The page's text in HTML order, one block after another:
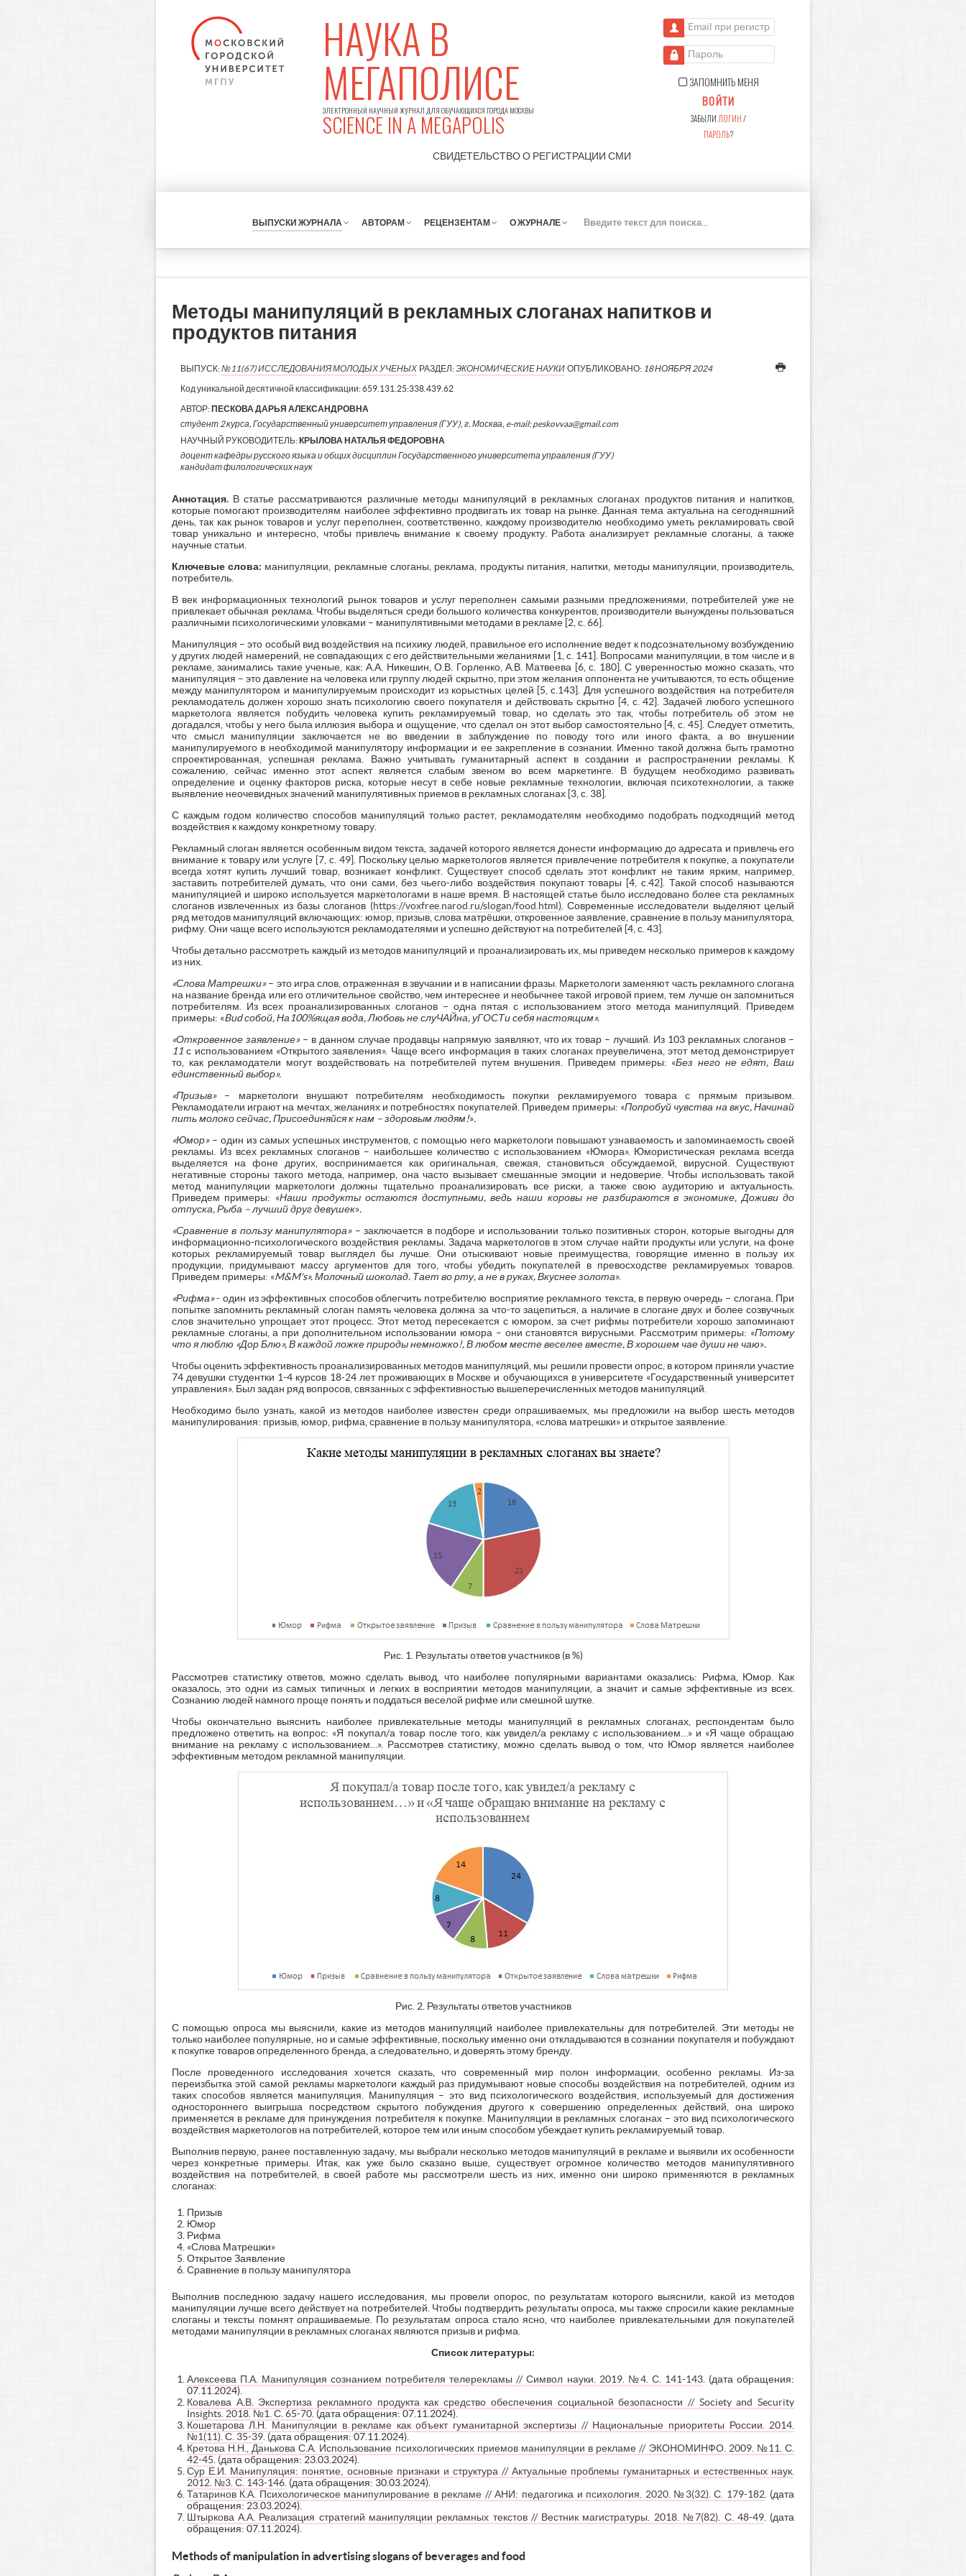
НАУКА В
МЕГАПОЛИСЕ
ЭЛЕКТРОННЫЙ НАУЧНЫЙ ЖУРНАЛ ДЛЯ ОБУЧАЮЩИХСЯ ГОРОДА МОСКВЫ
SCIENCE IN A MEGAPOLIS
СВИДЕТЕЛЬСТВО О РЕГИСТРАЦИИ СМИ
Email при регистрации
Пароль
ЗАПОМНИТЬ МЕНЯ
ВОЙТИ
ЗАБЫЛИ ЛОГИН/
ПАРОЛЬ?
ВЫПУСКИ ЖУРНАЛА АВТОРАМ РЕЦЕНЗЕНТАМ О ЖУРНАЛЕ
К
Методы манипуляций в рекламных слоганах напитков и
продуктов питания
ВЫПУСК:№11(67) ИССЛЕДОВАНИЯ МОЛОДЫХ УЧЕНЫХ РАЗДЕЛ:ЭКОНОМИЧЕСКИЕ НАУКИ ОПУБЛИКОВАНО: 18 НОЯБРЯ 2024
Код уникальной десятичной классификации:659.131.25:338.439.62
АВТОР: ПЕСКОВА ДАРЬЯ АЛЕКСАНДРОВНА
студент 2 курса, Государственный университет управления (ГУУ), г. Москва, e-mail: peskovvaa@gmail.com
НАУЧНЫЙ РУКОВОДИТЕЛЬ: КРЫЛОВА НАТАЛЬЯ ФЕДОРОВНА
доцент кафедры русского языка и общих дисциплин Государственного университета управления (ГУУ)
кандидат филологических наук
Аннотация.В статье рассматриваются различные методы манипуляций в рекламных слоганах продуктов питания и напитков,
которые помогают производителям наиболее эффективно продвигать их товар на рынке. Данная тема актуальна на сегодняшний
день, так как рынок товаров и услуг переполнен, соответственно, каждому производителю необходимо уметь рекламировать свой
товар уникально и интересно, чтобы привлечь внимание к своему продукту. Работа анализирует рекламные слоганы, а также
научные статьи.
Ключевые слова: манипуляции, рекламные слоганы, реклама, продукты питания, напитки, методы манипуляции, производитель,
потребитель.
В век информационных технологий рынок товаров и услуг переполнен самыми разными предложениями, потребителей уже не
привлекает обычная реклама. Чтобы выделяться среди большого количества конкурентов, производители вынуждены пользоваться
различными психологическими уловками – манипулятивными методами в рекламе [2, c. 66].
Манипуляция – это особый вид воздействия на психику людей, правильное его исполнение ведет к подсознательному возбуждению
у других людей намерений, не совпадающих с его действительными желаниями [1, c. 141]. Вопросами манипуляции, в том числе и в
рекламе, занимались такие ученые, как: А.А. Никешин, О.В. Горленко, А.В. Матвеева [6, c. 180]. С уверенностью можно сказать, что
манипуляция – это давление на человека или группу людей скрытно, при этом желания оппонента не учитываются, то есть общение
между манипулятором и манипулируемым происходит из корыстных целей [5, c.143]. Для успешного воздействия на потребителя
рекламодатель должен хорошо знать психологию своего покупателя и действовать скрытно [4, c. 42]. Задачей любого успешного
маркетолога является побудить человека купить рекламируемый товар, но сделать это так, чтобы потребитель об этом не
догадался, чтобы у него была иллюзия выбора и ощущение, что сделал он этот выбор самостоятельно [4, c. 45]. Следует отметить,
что смысл манипуляции заключается не во введении в заблуждение по поводу того или иного факта, а во внушении
манипулируемого в необходимой манипулятору информации и ее закрепление в сознании. Именно такой должна быть грамотно
спроектированная, успешная реклама. Важно учитывать гуманитарный аспект в создании и распространении рекламы. К
сожалению, сейчас именно этот аспект является слабым звеном во всем маркетинге. В будущем необходимо развивать
определение и оценку факторов риска, которые несут в себе новые рекламные технологии, включая психотехнологии, а также
выявление неочевидных значений манипулятивных приемов в рекламных слоганах [3, c. 38].
С каждым годом количество способов манипуляций только растет, рекламодателям необходимо подобрать подходящий метод
воздействия к каждому конкретному товару.
Рекламный слоган является особенным видом текста, задачей которого является донести информацию до адресата и привлечь его
внимание к товару или услуге [7, c. 49]. Поскольку целью маркетологов является привлечение потребителя к покупке, а покупатели
всегда хотят купить лучший товар, возникает конфликт. Существует способ сделать этот конфликт не таким ярким, например,
заставить потребителей думать, что они сами, без чьего-либо воздействия покупают товары [4, c.42]. Такой способ называются
манипуляцией и широко используется маркетологами в наше время. В настоящей статье было исследовано более ста рекламных
слоганов извлеченных из базы слоганов (https://voxfree.narod.ru/slogan/food.html). Современные исследователи выделяют целый
ряд методов манипуляций включающих: юмор, призыв, слова матрёшки, откровенное заявление, сравнение в пользу манипулятора,
рифму. Они чаще всего используются рекламодателями и успешно действуют на потребителей [4, c. 43].
Чтобы детально рассмотреть каждый из методов манипуляций и проанализировать их, мы приведем несколько примеров к каждому
из них.
«Слова Матрешки»– это игра слов, отраженная в звучании и в написании фразы. Маркетологи заменяют часть рекламного слогана
на название бренда или его отличительное свойство, чем интереснее и необычнее такой игровой прием, тем лучше он запомниться
потребителям. Из всех проанализированных слоганов – одна пятая с использованием этого метода манипуляций. Приведем
примеры: «Bud собой, На100%ящая вода, Любовь не слуЧАЙна, уГОСТи себя настоящим».
«Откровенное заявление»– в данном случае продавцы напрямую заявляют, что их товар – лучший. Из 103 рекламных слоганов –
11с использованием «Открытого заявления». Чаще всего информация в таких слоганах преувеличена, этот метод демонстрирует
то, как рекламодатели могут воздействовать на потребителей путем внушения. Приведем примеры: «Без него не едят, Ваш
единственный выбор».
«Призыв»– маркетологи внушают потребителям необходимость покупки рекламируемого товара с прямым призывом.
Рекламодатели играют на мечтах, желаниях и потребностях покупателей. Приведем примеры: «Попробуй чувства на вкус, Начинай
пить молоко сейчас, Присоединяйся к нам – здоровым людям!».
«Юмор»– один из самых успешных инструментов, с помощью него маркетологи повышают узнаваемость и запоминаемость своей
рекламы. Из всех рекламных слоганов – наибольшее количество с использованием «Юмора». Юмористическая реклама всегда
выделяется на фоне других, воспринимается как оригинальная, свежая, становиться обсуждаемой, вирусной. Существуют
негативные стороны такого метода, например, она часто вызывает смешанные эмоции и недоверие. Чтобы использовать такой
метод манипуляции маркетологи должны тщательно проанализировать все риски, а также свою аудиторию и актуальность.
Приведем примеры: «Наши продукты остаются доступными, ведь наши коровы не разбираются в экономике, Доживи до
отпуска, Рыба – лучший друг девушек».
«Сравнение в пользу манипулятора»– заключается в подборе и использовании только позитивных сторон, которые выгодны для
информационно-психологического воздействия рекламы. Задача маркетологов в этом случае найти продукты или услуги, на фоне
которых рекламируемый товар выглядел бы лучше. Они отыскивают новые преимущества, говорящие именно в пользу их
продукции, придумывают массу аргументов для того, чтобы убедить покупателей в превосходстве рекламируемых товаров.
Приведем примеры: «M&M's». Молочный шоколад. Тает во рту, а не в руках, Вкуснее золота».
«Рифма»- один из эффективных способов облегчить потребителю восприятие рекламного текста, в первую очередь – слогана. При
попытке запомнить рекламный слоган память человека должна за что-то зацепиться, а наличие в слогане двух и более созвучных
слов значительно упрощает этот процесс. Этот метод пересекается с юмором, за счет рифмы потребители хорошо запоминают
рекламные слоганы, а при дополнительном использовании юмора – они становятся вирусными. Рассмотрим примеры: «Потому
что я люблю «Дор Блю», В каждой ложке природы немножко!, В любом месте веселее вместе, В хорошем чае души не чаю».
Чтобы оценить эффективность проанализированных методов манипуляций, мы решили провести опрос, в котором приняли участие
74 девушки студентки 1-4 курсов 18-24 лет проживающих в Москве и обучающихся в университете «Государственный университет
управления». Был задан ряд вопросов, связанных с эффективностью вышеперечисленных методов манипуляций.
Необходимо было узнать, какой из методов наиболее известен среди опрашиваемых, мы предложили на выбор шесть методов
манипулирования: призыв, юмор, рифма, сравнение в пользу манипулятора, «слова матрешки» и открытое заявление.
Рис. 1. Результаты ответов участников (в %)
Рассмотрев статистику ответов, можно сделать вывод, что наиболее популярными вариантами оказались: Рифма, Юмор. Как
оказалось, это одни из самых типичных и легких в восприятии методов манипуляции, а значит и самые эффективные из всех.
Сознанию людей намного проще понять и поддаться веселой рифме или смешной шутке.
Чтобы окончательно выяснить наиболее привлекательные методы манипуляций в рекламных слоганах, респондентам было
предложено ответить на вопрос: «Я покупал/а товар после того, как увидел/а рекламу с использованием…» и «Я чаще обращаю
внимание на рекламу с использованием…». Рассмотрев статистику, можно сделать вывод о том, что Юмор является наиболее
эффективным методом рекламной манипуляции.
Рис. 2. Результаты ответов участников
С помощью опроса мы выяснили, какие из методов манипуляций наиболее привлекательны для потребителей. Эти методы не
только наиболее популярные, но и самые эффективные, поскольку именно они откладываются в сознании покупателя и побуждают
к покупке товаров определенного бренда, а следовательно, и доверять этому бренду.
После проведенного исследования хочется сказать, что современный мир полон информации, особенно рекламы. Из-за
переизбытка этой самой рекламы маркетологи каждый раз придумывают новые способы воздействия на потребителей, одним из
таких способов является манипуляция. Манипуляция – это вид психологического воздействия, используемый для достижения
одностороннего выигрыша посредством скрытого побуждения другого к совершению определенных действий, она широко
применяется в рекламе для принуждения потребителя к покупке. Манипуляции в рекламных слоганах – это вид психологического
воздействия маркетологов на потребителей, которое тем или иным способом убеждает купить рекламируемый товар.
Выполнив первую, ранее поставленную задачу, мы выбрали несколько методов манипуляций в рекламе и выявили их особенности
через конкретные примеры. Итак, как уже было сказано выше, существует огромное количество методов манипулятивного
воздействия на потребителей, в своей работе мы рассмотрели шесть из них, именно они широко применяются в рекламных
слоганах:
Призыв
Юмор
Рифма
«Слова Матрешки»
Открытое Заявление
Сравнение в пользу манипулятора
Выполнив последнюю задачу нашего исследования, мы провели опорос, по результатам которого выяснили, какой из методов
манипуляции лучше всего действует на потребителей. Чтобы подтвердить результаты опроса, мы также спросили какие рекламные
слоганы и тексты помнят опрашиваемые. По результатам опроса стало ясно, что наиболее привлекательными для покупателей
методами манипуляции в рекламных слоганах являются призыв и рифма.
Список литературы:
Алексеева П.А. Манипуляция сознанием потребителя телерекламы // Символ науки. 2019. №4. С. 141-143. (дата обращения:
07.11.2024).
Ковалева А.В. Экспертиза рекламного продукта как средство обеспечения социальной безопасности // Society and Security
Insights. 2018. №1. С. 65-70. (дата обращения: 07.11.2024).
Кошетарова Л.Н. Манипуляции в рекламе как объект гуманитарной экспертизы // Национальные приоритеты России. 2014.
№1(11). С. 35-39. (дата обращения: 07.11.2024).
Кретова Н.Н., Данькова С.А. Использование психологических приемов манипуляции в рекламе // ЭКОНОМИНФО. 2009. №11. С.
42-45 . (дата обращения: 23.03.2024).
Сур Е.И. Манипуляция: понятие, основные признаки и структура // Актуальные проблемы гуманитарных и естественных наук.
2012. №3. С. 143-146. (дата обращения: 30.03.2024).
Татаринов К.А. Психологическое манипулирование в рекламе // АНИ: педагогика и психология. 2020. №3(32). С. 179-182. (дата
обращения: 23.03.2024).
Штыркова А.А. Реализация стратегий манипуляции рекламных текстов // Вестник магистратуры. 2018. №7(82). С. 48-49. (дата
обращения: 07.11.2024).
Methods of manipulationin advertising slogans of beverages and food